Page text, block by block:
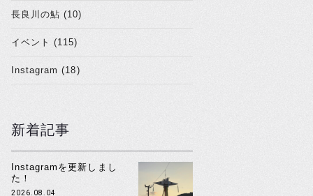
長良川の鮎 (10)
イベント (115)
Instagram (18)
新着記事
Instagramを更新しまし
た！
2026.08.04